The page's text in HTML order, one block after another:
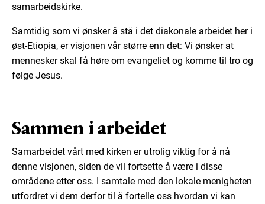
samarbeidskirke.
Samtidig som vi ønsker å stå i det diakonale arbeidet her i
øst-Etiopia, er visjonen vår større enn det: Vi ønsker at
mennesker skal få høre om evangeliet og komme til tro og
følge Jesus.
Sammen i arbeidet
Samarbeidet vårt med kirken er utrolig viktig for å nå
denne visjonen, siden de vil fortsette å være i disse
områdene etter oss. I samtale med den lokale menigheten
utfordret vi dem derfor til å fortelle oss hvordan vi kan